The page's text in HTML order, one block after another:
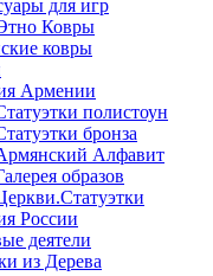
для игр
Ковры
ковры
Армении
полистоун
бронза
Алфавит
образов
России
деятели
из Дерева